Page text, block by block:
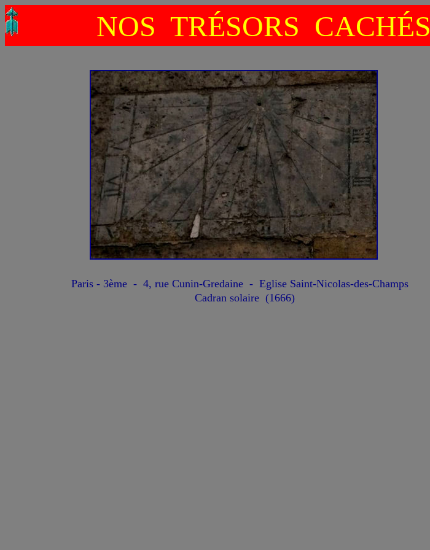
NOS TRÉSORS CACHÉS
Paris - 3ème - 4, rue Cunin-Gredaine - Eglise Saint-Nicolas-des-Champs
Cadran solaire (1666)